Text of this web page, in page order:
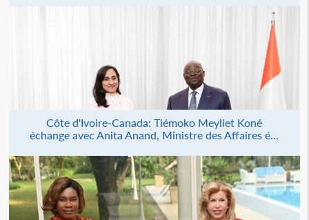
Côte d'Ivoire-Canada: Tiémoko Meyliet Koné
échange avec Anita Anand, Ministre des Affaires é...